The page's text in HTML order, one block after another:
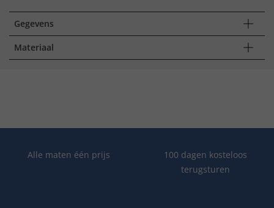
Gegevens
Materiaal
Alle maten één prijs
100 dagen kosteloos
terugsturen